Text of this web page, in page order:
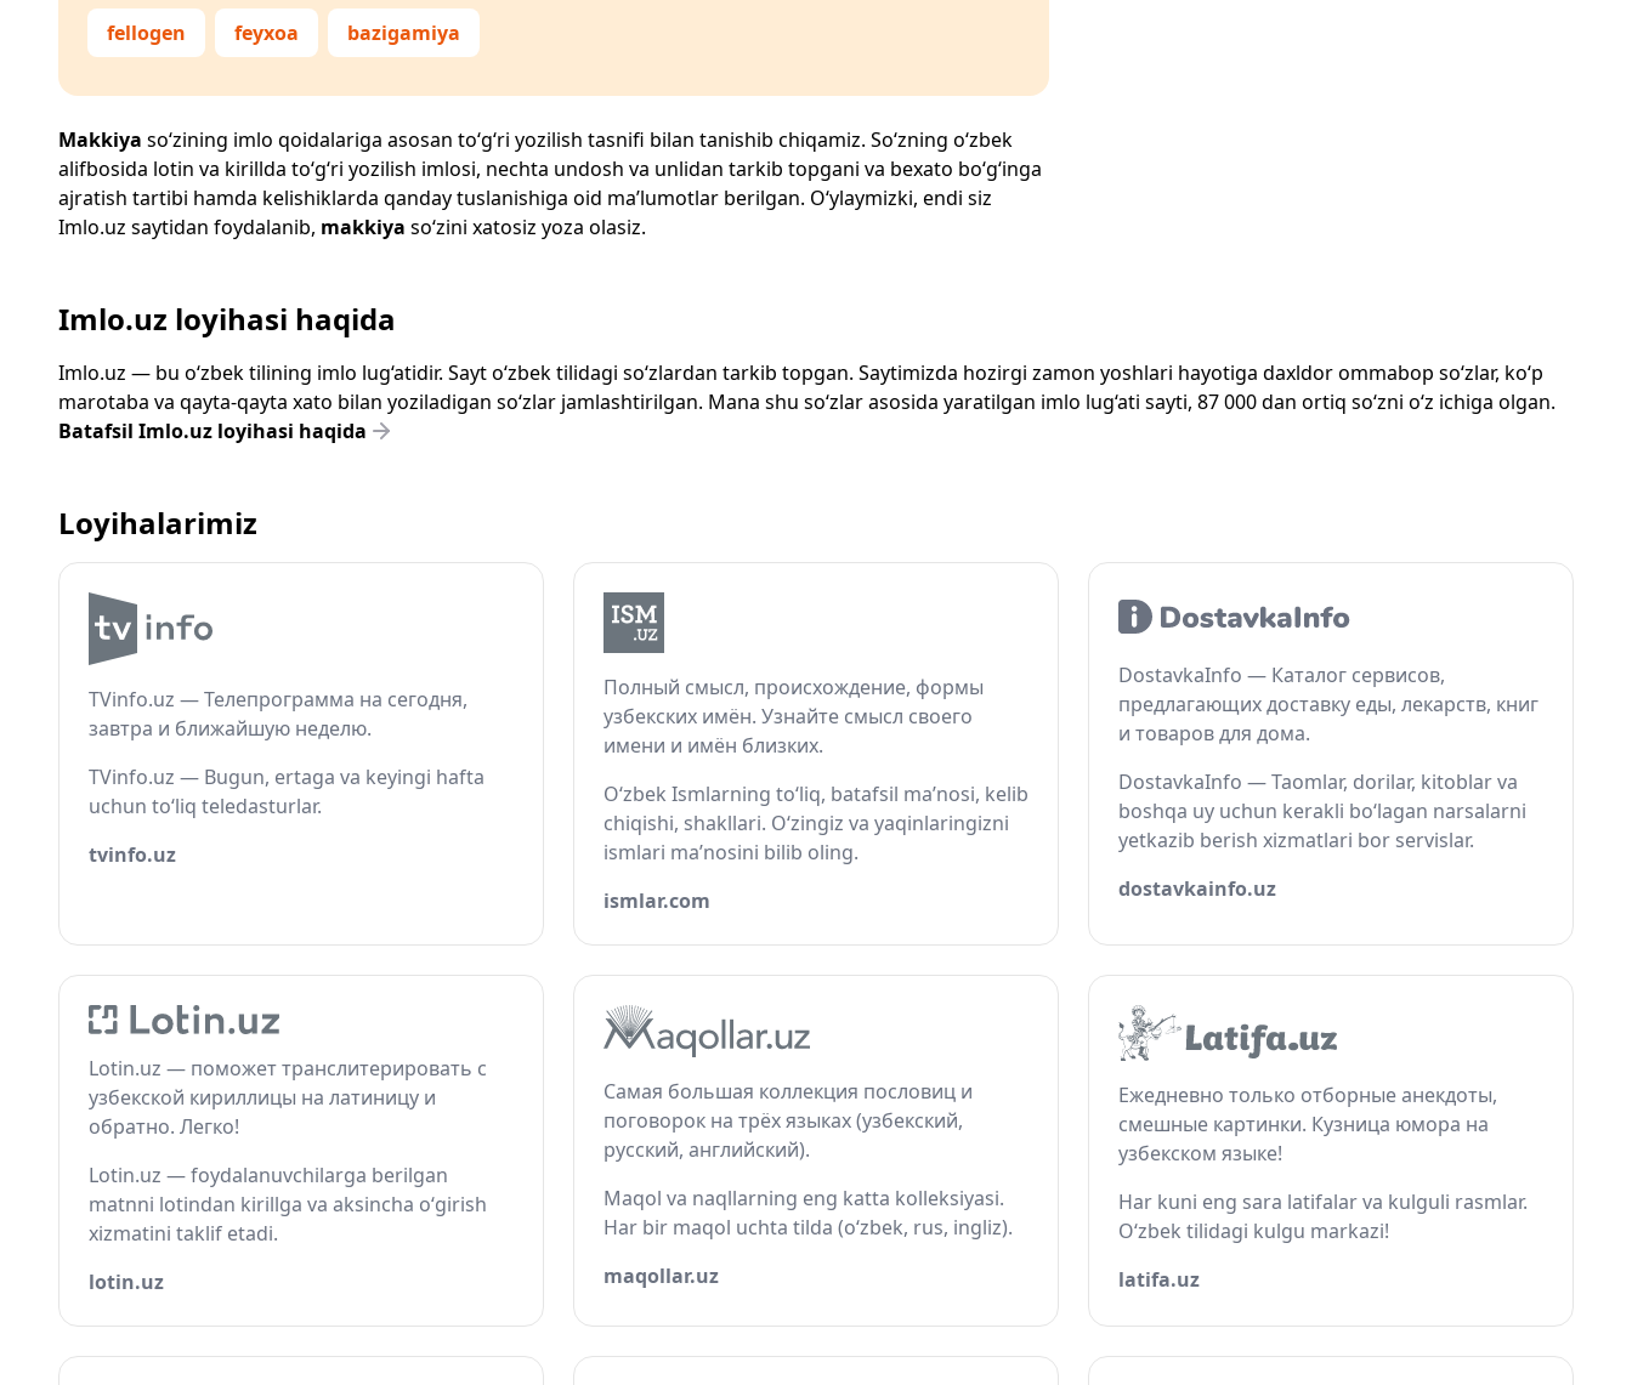
fellogen feyxoa bazigamiya
Makkiya so‘zining imlo qoidalariga asosan to‘g‘ri yozilish tasnifi bilan tanishib chiqamiz. So‘zning o‘zbek
alifbosida lotin va kirillda to‘g‘ri yozilish imlosi, nechta undosh va unlidan tarkib topgani va bexato bo‘g‘inga
ajratish tartibi hamda kelishiklarda qanday tuslanishiga oid ma’lumotlar berilgan. O‘ylaymizki, endi siz
Imlo.uz saytidan foydalanib, makkiya so‘zini xatosiz yoza olasiz.
Imlo.uz loyihasi haqida
Imlo.uz — bu o‘zbek tilining imlo lug‘atidir. Sayt o‘zbek tilidagi so‘zlardan tarkib topgan. Saytimizda hozirgi zamon yoshlari hayotiga daxldor ommabop so‘zlar, ko‘p
marotaba va qayta-qayta xato bilan yoziladigan so‘zlar jamlashtirilgan. Mana shu so‘zlar asosida yaratilgan imlo lug‘ati sayti, 87 000 dan ortiq so‘zni o‘z ichiga olgan.
Batafsil Imlo.uz loyihasi haqida
Loyihalarimiz
TVinfo.uz — Телепрограмма на сегодня,
завтра и ближайшую неделю.
TVinfo.uz — Bugun, ertaga va keyingi hafta
uchun to‘liq teledasturlar.
tvinfo.uz
Полный смысл, происхождение, формы
узбекских имён. Узнайте смысл своего
имени и имён близких.
O‘zbek Ismlarning to‘liq, batafsil ma’nosi, kelib
chiqishi, shakllari. O‘zingiz va yaqinlaringizni
ismlari ma’nosini bilib oling.
ismlar.com
DostavkaInfo — Каталог сервисов,
предлагающих доставку еды, лекарств, книг
и товаров для дома.
DostavkaInfo — Taomlar, dorilar, kitoblar va
boshqa uy uchun kerakli bo‘lagan narsalarni
yetkazib berish xizmatlari bor servislar.
dostavkainfo.uz
Lotin.uz — поможет транслитерировать с
узбекской кириллицы на латиницу и
обратно. Легко!
Lotin.uz — foydalanuvchilarga berilgan
matnni lotindan kirillga va aksincha o‘girish
xizmatini taklif etadi.
lotin.uz
Самая большая коллекция пословиц и
поговорок на трёх языках (узбекский,
русский, английский).
Maqol va naqllarning eng katta kolleksiyasi.
Har bir maqol uchta tilda (o‘zbek, rus, ingliz).
maqollar.uz
Ежедневно только отборные анекдоты,
смешные картинки. Кузница юмора на
узбекском языке!
Har kuni eng sara latifalar va kulguli rasmlar.
O‘zbek tilidagi kulgu markazi!
latifa.uz